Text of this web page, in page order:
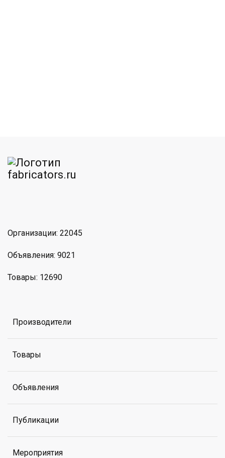
Организации: 22045
Объявления: 9021
Товары: 12690
Производители
Товары
Объявления
Публикации
Мероприятия